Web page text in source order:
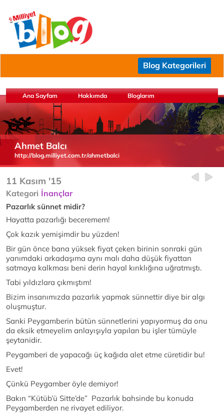
Blog Kategorileri
Ana Sayfam Hakkımda Bloglarım
Ahmet Balcı
http://blog.milliyet.com.tr/ahmetbalci
11 Kasım '15
Kategori İnançlar
Pazarlık sünnet midir?
Hayatta pazarlığı beceremem!
Çok kazık yemişimdir bu yüzden!
Bir gün önce bana yüksek fiyat çeken birinin sonraki gün
yanımdaki arkadaşıma aynı malı daha düşük fiyattan
satmaya kalkması beni derin hayal kırıklığına uğratmıştı.
Tabi yıldızlara çıkmıştım!
Bizim insanımızda pazarlık yapmak sünnettir diye bir algı
oluşmuştur.
Sanki Peygamberin bütün sünnetlerini yapıyormuş da onu
da eksik etmeyelim anlayışıyla yapılan bu işler tümüyle
şeytanidir.
Peygamberi de yapacağı üç kağıda alet etme cüretidir bu!
Evet!
Çünkü Peygamber öyle demiyor!
Bakın “Kütüb’ü Sitte’de” Pazarlık bahsinde bu konuda
Peygamberden ne rivayet ediliyor.